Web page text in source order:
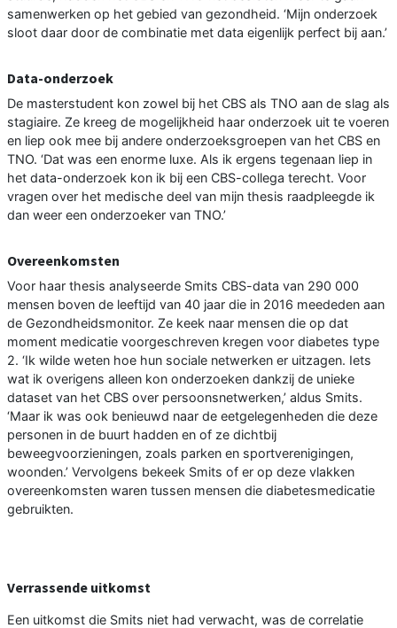
samenwerken op het gebied van gezondheid. ‘Mijn onderzoek
sloot daar door de combinatie met data eigenlijk perfect bij aan.’
Data-onderzoek
De masterstudent kon zowel bij het CBS als TNO aan de slag als
stagiaire. Ze kreeg de mogelijkheid haar onderzoek uit te voeren
en liep ook mee bij andere onderzoeksgroepen van het CBS en
TNO. ‘Dat was een enorme luxe. Als ik ergens tegenaan liep in
het data-onderzoek kon ik bij een CBS-collega terecht. Voor
vragen over het medische deel van mijn thesis raadpleegde ik
dan weer een onderzoeker van TNO.’
Overeenkomsten
Voor haar thesis analyseerde Smits CBS-data van 290 000
mensen boven de leeftijd van 40 jaar die in 2016 meededen aan
de Gezondheidsmonitor. Ze keek naar mensen die op dat
moment medicatie voorgeschreven kregen voor diabetes type
2. ‘Ik wilde weten hoe hun sociale netwerken er uitzagen. Iets
wat ik overigens alleen kon onderzoeken dankzij de unieke
dataset van het CBS over persoonsnetwerken,’ aldus Smits.
‘Maar ik was ook benieuwd naar de eetgelegenheden die deze
personen in de buurt hadden en of ze dichtbij
beweegvoorzieningen, zoals parken en sportverenigingen,
woonden.’ Vervolgens bekeek Smits of er op deze vlakken
overeenkomsten waren tussen mensen die diabetesmedicatie
gebruikten.
Verrassende uitkomst
Een uitkomst die Smits niet had verwacht, was de correlatie